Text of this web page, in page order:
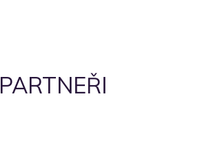
PARTNEŘI